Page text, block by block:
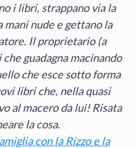
i libri, strappano via la
nude e gettano la
Il proprietario (a
guadagna macinando
che esce sotto forma
libri che, nella quasi
al macero da lui! Risata
la cosa.
con la Rizzo e la